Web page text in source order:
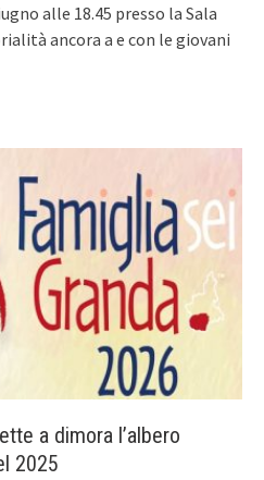
alle 18.45 presso la Sala
ancora a e con le giovani
a dimora l’albero
2025